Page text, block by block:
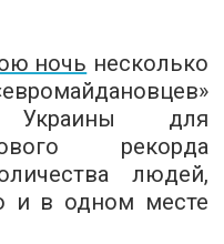
ночь несколько
Украины для
рекорда
людей,
и в одном месте